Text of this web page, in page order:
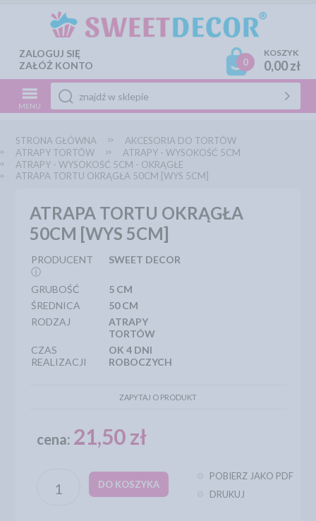
ZALOGUJ SIĘ
ZAŁÓŻ KONTO
0
KOSZYK
0,00 zł
MENU
STRONA GŁÓWNA
AKCESORIA DO TORTÓW
ATRAPY TORTÓW
ATRAPY - WYSOKOŚĆ 5CM
ATRAPY - WYSOKOŚĆ 5CM - OKRĄGŁE
ATRAPA TORTU OKRĄGŁA 50CM [WYS 5CM]
ATRAPA TORTU OKRĄGŁA
50CM [WYS 5CM]
PRODUCENT
ⓘ
SWEET DECOR
GRUBOŚĆ
5 CM
ŚREDNICA
50 CM
RODZAJ
ATRAPY
TORTÓW
CZAS
REALIZACJI
OK 4 DNI
ROBOCZYCH
ZAPYTAJ O PRODUKT
cena: 21,50 zł
DO KOSZYKA
POBIERZ JAKO PDF
DRUKUJ